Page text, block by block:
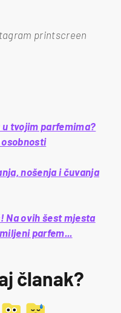
printscreen
tvojim parfemima?
nošenja i čuvanja
Na ovih šest mjesta
parfem...
članak?